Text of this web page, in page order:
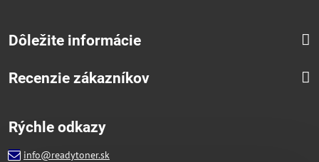
Dôležite informácie
Recenzie zákazníkov
Rýchle odkazy
info@readytoner.sk